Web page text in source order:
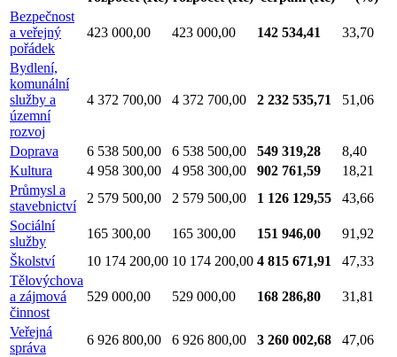
Bezpečnost
a veřejný
pořádek
423 000,00 423 000,00 142 534,41 33,70
Bydlení,
komunální
služby a
územní
rozvoj
4 372 700,00 4 372 700,00 2 232 535,71 51,06
Doprava 6 538 500,00 6 538 500,00 549 319,28
8,40
Kultura
4 958 300,00 4 958 300,00 902 761,59
18,21
Průmysl a
stavebnictví
2 579 500,00 2 579 500,00 1 126 129,55
43,66
Sociální
služby
165 300,00 165 300,00 151 946,00
91,92
Školství
10 174 200,00 10 174 200,00 4 815 671,91
47,33
Tělovýchova
a zájmová
činnost
529 000,00 529 000,00 168 286,80 31,81
Veřejná
správa
6 926 800,00 6 926 800,00 3 260 002,68
47,06